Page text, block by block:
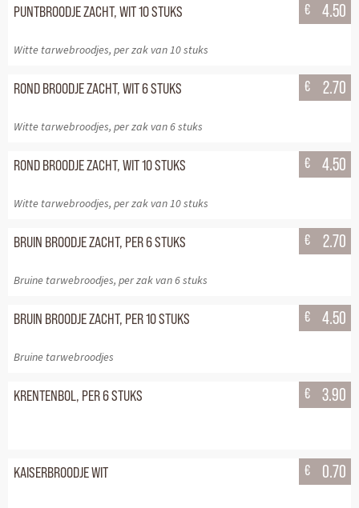
PUNTBROODJE ZACHT, WIT 10 STUKS
Witte tarwebroodjes, per zak van 10 stuks
€ 4.50
ROND BROODJE ZACHT, WIT 6 STUKS
Witte tarwebroodjes, per zak van 6 stuks
€ 2.70
ROND BROODJE ZACHT, WIT 10 STUKS
Witte tarwebroodjes, per zak van 10 stuks
€ 4.50
BRUIN BROODJE ZACHT, PER 6 STUKS
Bruine tarwebroodjes, per zak van 6 stuks
€ 2.70
BRUIN BROODJE ZACHT, PER 10 STUKS
Bruine tarwebroodjes
€ 4.50
KRENTENBOL, PER 6 STUKS € 3.90
KAISERBROODJE WIT € 0.70